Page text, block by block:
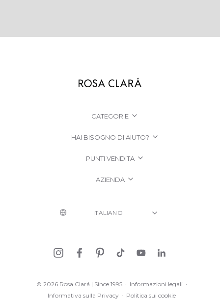
CATEGORIE
HAI BISOGNO DI AIUTO?
PUNTI VENDITA
AZIENDA
© 2026 Rosa Clará | Since 1995 · Informazioni legali ·
Informativa sulla Privacy · Politica sui cookie